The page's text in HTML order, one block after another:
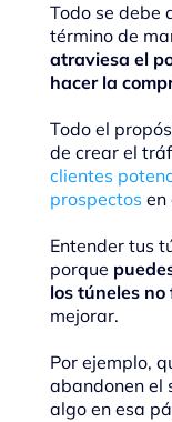
Todo se debe
término de
atraviesa el
hacer la
Todo el
de crear el
clientes
prospectos en
Entender tus
porque
los túneles
mejorar.
Por ejemplo,
abandonen el
algo en esa